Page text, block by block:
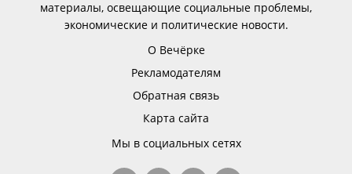
материалы, освещающие социальные проблемы,
экономические и политические новости.
О Вечёрке
Рекламодателям
Обратная связь
Карта сайта
Мы в социальных сетях